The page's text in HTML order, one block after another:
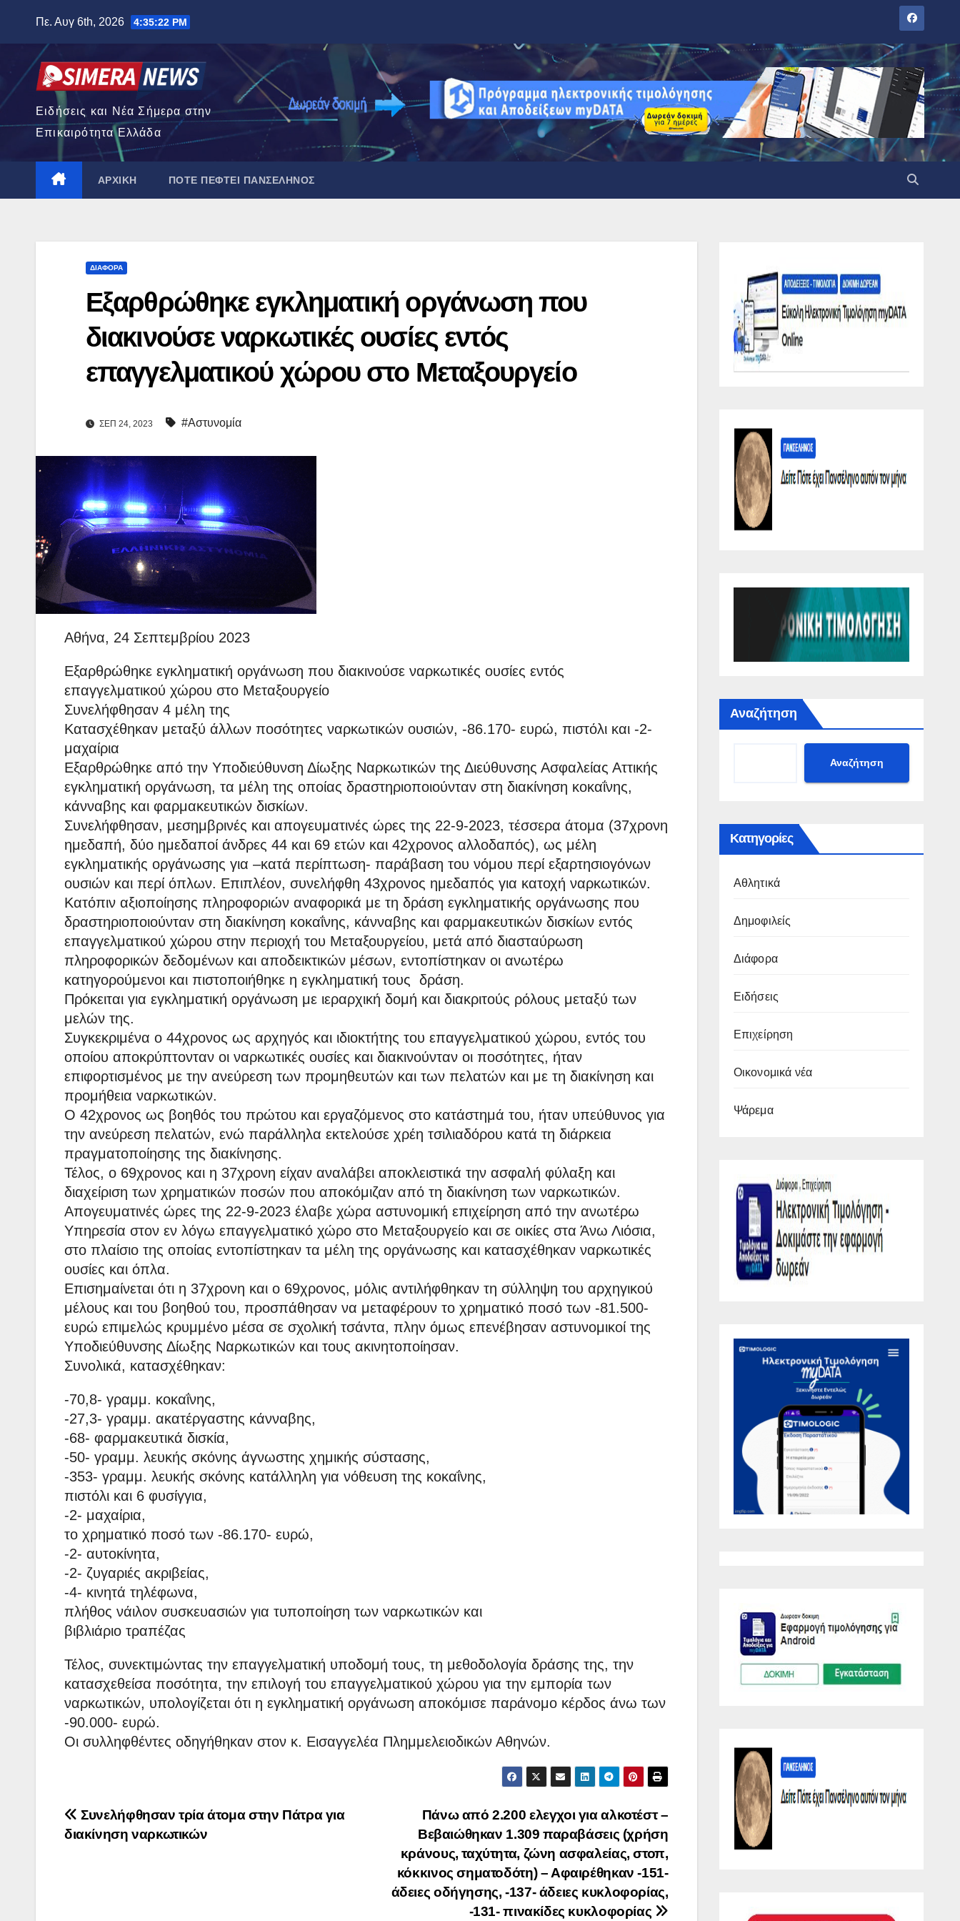
περιεχόμενο
Πε. Αυγ 6th, 2026 4:35:24 PM
Ειδήσεις και Νέα Σήμερα στην
Επικαιρότητα Ελλάδα
ΑΡΧΙΚΉ ΠΌΤΕ ΠΈΦΤΕΙ ΠΑΝΣΈΛΗΝΟΣ
ΔΙΆΦΟΡΑ
Εξαρθρώθηκε εγκληματική οργάνωση που
διακινούσε ναρκωτικές ουσίες εντός
επαγγελματικού χώρου στο Μεταξουργείο
ΣΕΠ 24, 2023 #Αστυνομία
Αθήνα, 24 Σεπτεμβρίου 2023
Εξαρθρώθηκε εγκληματική οργάνωση που διακινούσε ναρκωτικές ουσίες εντός
επαγγελματικού χώρου στο Μεταξουργείο
Συνελήφθησαν 4 μέλη της
Κατασχέθηκαν μεταξύ άλλων ποσότητες ναρκωτικών ουσιών, -86.170- ευρώ, πιστόλι και -2-
μαχαίρια
Εξαρθρώθηκε από την Υποδιεύθυνση Δίωξης Ναρκωτικών της Διεύθυνσης Ασφαλείας Αττικής
εγκληματική οργάνωση, τα μέλη της οποίας δραστηριοποιούνταν στη διακίνηση κοκαΐνης,
κάνναβης και φαρμακευτικών δισκίων.
Συνελήφθησαν, μεσημβρινές και απογευματινές ώρες της 22-9-2023, τέσσερα άτομα (37χρονη
ημεδαπή, δύο ημεδαποί άνδρες 44 και 69 ετών και 42χρονος αλλοδαπός), ως μέλη
εγκληματικής οργάνωσης για –κατά περίπτωση- παράβαση του νόμου περί εξαρτησιογόνων
ουσιών και περί όπλων. Επιπλέον, συνελήφθη 43χρονος ημεδαπός για κατοχή ναρκωτικών.
Κατόπιν αξιοποίησης πληροφοριών αναφορικά με τη δράση εγκληματικής οργάνωσης που
δραστηριοποιούνταν στη διακίνηση κοκαΐνης, κάνναβης και φαρμακευτικών δισκίων εντός
επαγγελματικού χώρου στην περιοχή του Μεταξουργείου, μετά από διασταύρωση
πληροφορικών δεδομένων και αποδεικτικών μέσων, εντοπίστηκαν οι ανωτέρω
κατηγορούμενοι και πιστοποιήθηκε η εγκληματική τους δράση.
Πρόκειται για εγκληματική οργάνωση με ιεραρχική δομή και διακριτούς ρόλους μεταξύ των
μελών της.
Συγκεκριμένα ο 44χρονος ως αρχηγός και ιδιοκτήτης του επαγγελματικού χώρου, εντός του
οποίου αποκρύπτονταν οι ναρκωτικές ουσίες και διακινούνταν οι ποσότητες, ήταν
επιφορτισμένος με την ανεύρεση των προμηθευτών και των πελατών και με τη διακίνηση και
προμήθεια ναρκωτικών.
Ο 42χρονος ως βοηθός του πρώτου και εργαζόμενος στο κατάστημά του, ήταν υπεύθυνος για
την ανεύρεση πελατών, ενώ παράλληλα εκτελούσε χρέη τσιλιαδόρου κατά τη διάρκεια
πραγματοποίησης της διακίνησης.
Τέλος, ο 69χρονος και η 37χρονη είχαν αναλάβει αποκλειστικά την ασφαλή φύλαξη και
διαχείριση των χρηματικών ποσών που αποκόμιζαν από τη διακίνηση των ναρκωτικών.
Απογευματινές ώρες της 22-9-2023 έλαβε χώρα αστυνομική επιχείρηση από την ανωτέρω
Υπηρεσία στον εν λόγω επαγγελματικό χώρο στο Μεταξουργείο και σε οικίες στα Άνω Λιόσια,
στο πλαίσιο της οποίας εντοπίστηκαν τα μέλη της οργάνωσης και κατασχέθηκαν ναρκωτικές
ουσίες και όπλα.
Επισημαίνεται ότι η 37χρονη και ο 69χρονος, μόλις αντιλήφθηκαν τη σύλληψη του αρχηγικού
μέλους και του βοηθού του, προσπάθησαν να μεταφέρουν το χρηματικό ποσό των -81.500-
ευρώ επιμελώς κρυμμένο μέσα σε σχολική τσάντα, πλην όμως επενέβησαν αστυνομικοί της
Υποδιεύθυνσης Δίωξης Ναρκωτικών και τους ακινητοποίησαν.
Συνολικά, κατασχέθηκαν:
-70,8- γραμμ. κοκαΐνης,
-27,3- γραμμ. ακατέργαστης κάνναβης,
-68- φαρμακευτικά δισκία,
-50- γραμμ. λευκής σκόνης άγνωστης χημικής σύστασης,
-353- γραμμ. λευκής σκόνης κατάλληλη για νόθευση της κοκαΐνης,
πιστόλι και 6 φυσίγγια,
-2- μαχαίρια,
το χρηματικό ποσό των -86.170- ευρώ,
-2- αυτοκίνητα,
-2- ζυγαριές ακριβείας,
-4- κινητά τηλέφωνα,
πλήθος νάιλον συσκευασιών για τυποποίηση των ναρκωτικών και
βιβλιάριο τραπέζας
Τέλος, συνεκτιμώντας την επαγγελματική υποδομή τους, τη μεθοδολογία δράσης της, την
κατασχεθείσα ποσότητα, την επιλογή του επαγγελματικού χώρου για την εμπορία των
ναρκωτικών, υπολογίζεται ότι η εγκληματική οργάνωση αποκόμισε παράνομο κέρδος άνω των
-90.000- ευρώ.
Οι συλληφθέντες οδηγήθηκαν στον κ. Εισαγγελέα Πλημμελειοδικών Αθηνών.
Πλοήγηση
άρθρων
Πάνω από 2.200 ελεγχοι για αλκοτέστ –
Βεβαιώθηκαν 1.309 παραβάσεις (χρήση
κράνους, ταχύτητα, ζώνη ασφαλείας, στοπ,
κόκκινος σηματοδότη) – Αφαιρέθηκαν -151-
άδειες οδήγησης, -137- άδειες κυκλοφορίας,
-131- πινακίδες κυκλοφορίας
Συνελήφθησαν τρία άτομα στην Πάτρα για
διακίνηση ναρκωτικών
Αναζήτηση
Αναζήτηση
Κατηγορίες
Αθλητικά
Δημοφιλείς
Διάφορα
Ειδήσεις
Επιχείρηση
Οικονομικά νέα
Ψάρεμα